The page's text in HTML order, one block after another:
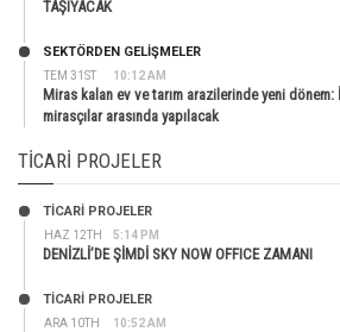
TAŞIYACAK
TEM 31ST 10:12 AM
SEKTÖRDEN GELIŞMELER
Miras kalan ev ve tarım arazilerinde yeni dönem:
mirasçılar arasında yapılacak
TICARI PROJELER
HAZ 12TH 5:14 PM
TİCARİ PROJELER
DENİZLİ’DE ŞİMDİ SKY NOW OFFICE ZAMANI
ARA 10TH 10:52 AM
TİCARİ PROJELER